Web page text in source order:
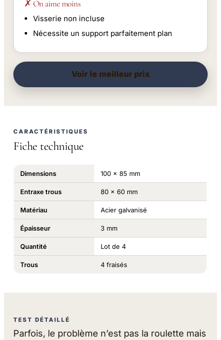
✗ On aime moins
Visserie non incluse
Nécessite un support parfaitement plan
Voir le meilleur prix
CARACTÉRISTIQUES
Fiche technique
Dimensions 100 x 85 mm
Entraxe trous 80 x 60 mm
Matériau Acier galvanisé
Épaisseur 3 mm
Quantité Lot de 4
Trous 4 fraisés
TEST DÉTAILLÉ
Parfois, le problème n’est pas la roulette mais